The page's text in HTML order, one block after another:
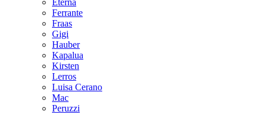
Eterna
Ferrante
Fraas
Gigi
Hauber
Kapalua
Kirsten
Lerros
Luisa Cerano
Mac
Peruzzi